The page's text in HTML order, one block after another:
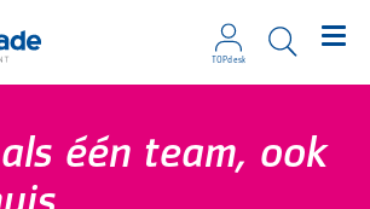
TOPdesk
één team, ook